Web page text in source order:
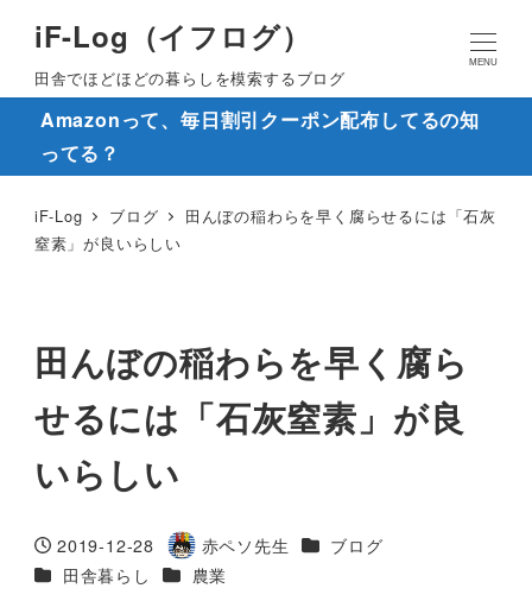
iF-Log（イフログ）
田舎でほどほどの暮らしを模索するブログ
MENU
Amazonって、毎日割引クーポン配布してるの知
ってる？
iF-Log ブログ
田んぼの稲わらを早く腐らせるには「石灰
窒素」が良いらしい
田んぼの稲わらを早く腐ら
せるには「石灰窒素」が良
いらしい
投稿日
2019-12-28
著
者
赤ペソ先生 カテゴリー
ブログ
カテゴリー
田舎暮らし カテゴリー
農業